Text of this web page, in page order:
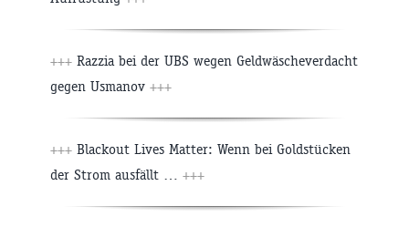
+++ Razzia bei der UBS wegen Geldwäscheverdacht
gegen Usmanov +++
+++ Blackout Lives Matter: Wenn bei Goldstücken
der Strom ausfällt … +++